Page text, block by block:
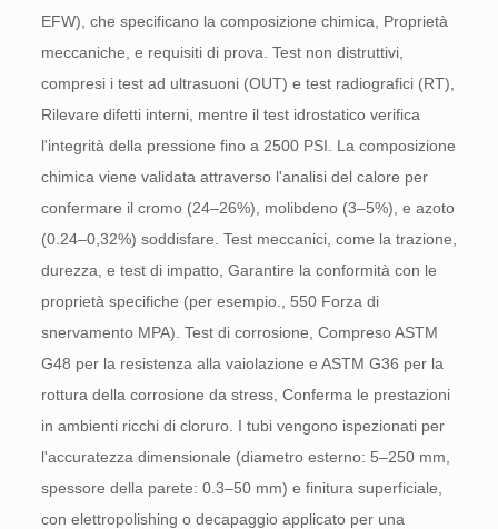
EFW), che specificano la composizione chimica, Proprietà
meccaniche, e requisiti di prova. Test non distruttivi,
compresi i test ad ultrasuoni (OUT) e test radiografici (RT),
Rilevare difetti interni, mentre il test idrostatico verifica
l'integrità della pressione fino a 2500 PSI. La composizione
chimica viene validata attraverso l'analisi del calore per
confermare il cromo (24–26%), molibdeno (3–5%), e azoto
(0.24–0,32%) soddisfare. Test meccanici, come la trazione,
durezza, e test di impatto, Garantire la conformità con le
proprietà specifiche (per esempio., 550 Forza di
snervamento MPA). Test di corrosione, Compreso ASTM
G48 per la resistenza alla vaiolazione e ASTM G36 per la
rottura della corrosione da stress, Conferma le prestazioni
in ambienti ricchi di cloruro. I tubi vengono ispezionati per
l'accuratezza dimensionale (diametro esterno: 5–250 mm,
spessore della parete: 0.3–50 mm) e finitura superficiale,
con elettropolishing o decapaggio applicato per una